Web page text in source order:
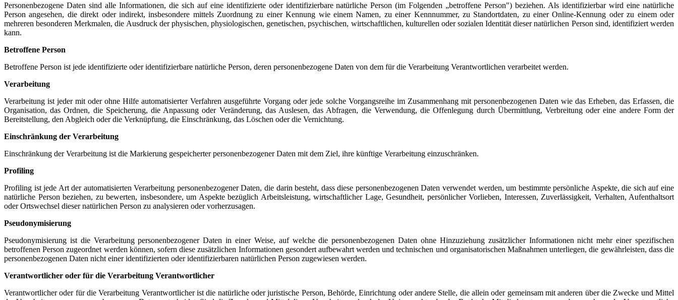
Personenbezogene Daten sind alle Informationen, die sich auf eine identifizierte oder identifizierbare natürliche Person (im Folgenden „betroffene Person") beziehen. Als identifizierbar wird eine natürliche
Person angesehen, die direkt oder indirekt, insbesondere mittels Zuordnung zu einer Kennung wie einem Namen, zu einer Kennnummer, zu Standortdaten, zu einer Online-Kennung oder zu einem oder
mehreren besonderen Merkmalen, die Ausdruck der physischen, physiologischen, genetischen, psychischen, wirtschaftlichen, kulturellen oder sozialen Identität dieser natürlichen Person sind, identifiziert werden
kann.
Betroffene Person
Betroffene Person ist jede identifizierte oder identifizierbare natürliche Person, deren personenbezogene Daten von dem für die Verarbeitung Verantwortlichen verarbeitet werden.
Verarbeitung
Verarbeitung ist jeder mit oder ohne Hilfe automatisierter Verfahren ausgeführte Vorgang oder jede solche Vorgangsreihe im Zusammenhang mit personenbezogenen Daten wie das Erheben, das Erfassen, die
Organisation, das Ordnen, die Speicherung, die Anpassung oder Veränderung, das Auslesen, das Abfragen, die Verwendung, die Offenlegung durch Übermittlung, Verbreitung oder eine andere Form der
Bereitstellung, den Abgleich oder die Verknüpfung, die Einschränkung, das Löschen oder die Vernichtung.
Einschränkung der Verarbeitung
Einschränkung der Verarbeitung ist die Markierung gespeicherter personenbezogener Daten mit dem Ziel, ihre künftige Verarbeitung einzuschränken.
Profiling
Profiling ist jede Art der automatisierten Verarbeitung personenbezogener Daten, die darin besteht, dass diese personenbezogenen Daten verwendet werden, um bestimmte persönliche Aspekte, die sich auf eine
natürliche Person beziehen, zu bewerten, insbesondere, um Aspekte bezüglich Arbeitsleistung, wirtschaftlicher Lage, Gesundheit, persönlicher Vorlieben, Interessen, Zuverlässigkeit, Verhalten, Aufenthaltsort
oder Ortswechsel dieser natürlichen Person zu analysieren oder vorherzusagen.
Pseudonymisierung
Pseudonymisierung ist die Verarbeitung personenbezogener Daten in einer Weise, auf welche die personenbezogenen Daten ohne Hinzuziehung zusätzlicher Informationen nicht mehr einer spezifischen
betroffenen Person zugeordnet werden können, sofern diese zusätzlichen Informationen gesondert aufbewahrt werden und technischen und organisatorischen Maßnahmen unterliegen, die gewährleisten, dass die
personenbezogenen Daten nicht einer identifizierten oder identifizierbaren natürlichen Person zugewiesen werden.
Verantwortlicher oder für die Verarbeitung Verantwortlicher
Verantwortlicher oder für die Verarbeitung Verantwortlicher ist die natürliche oder juristische Person, Behörde, Einrichtung oder andere Stelle, die allein oder gemeinsam mit anderen über die Zwecke und Mittel